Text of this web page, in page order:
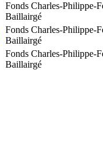
Fonds Charles-Philippe-
Baillairgé
Fonds Charles-Philippe-
Baillairgé
Fonds Charles-Philippe-
Baillairgé